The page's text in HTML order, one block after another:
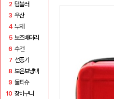
2 텀블러
3 우산
4 부채
5 보조배터리
6 수건
7 선풍기
8 보온보냉백
9 물티슈
10 장바구니